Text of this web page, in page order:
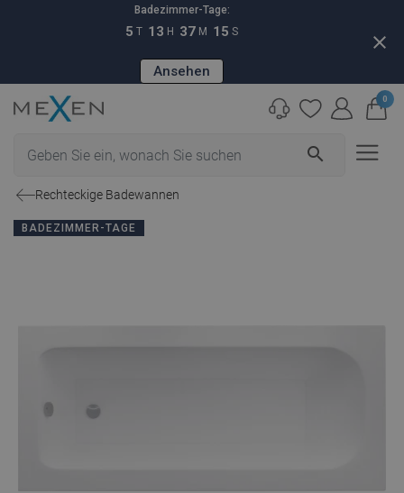
Badezimmer-Tage:
5 T 13 H 37 M 14 S
Ansehen
close
search
0
Rechteckige Badewannen
BADEZIMMER-TAGE